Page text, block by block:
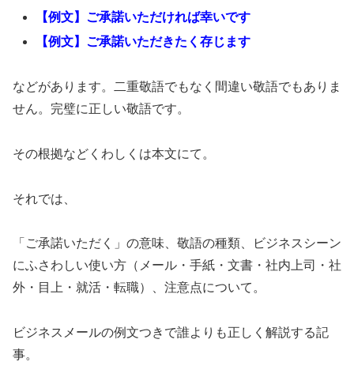
【例文】ご承諾いただければ幸いです
【例文】ご承諾いただきたく存じます
などがあります。二重敬語でもなく間違い敬語でもありま
せん。完璧に正しい敬語です。
その根拠などくわしくは本文にて。
それでは、
「ご承諾いただく」の意味、敬語の種類、ビジネスシーン
にふさわしい使い方（メール・手紙・文書・社内上司・社
外・目上・就活・転職）、注意点について。
ビジネスメールの例文つきで誰よりも正しく解説する記
事。